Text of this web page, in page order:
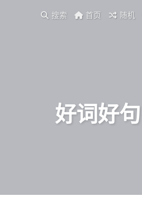
搜索 首页 随机
好词好句